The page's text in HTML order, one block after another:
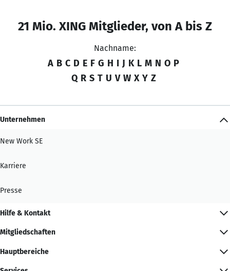
21 Mio. XING Mitglieder, von A bis Z
Nachname:
A B C D E F G H I J K L M N O P
Q R S T U V W X Y Z
Unternehmen
New Work SE
Karriere
Presse
Hilfe & Kontakt
Mitgliedschaften
Hauptbereiche